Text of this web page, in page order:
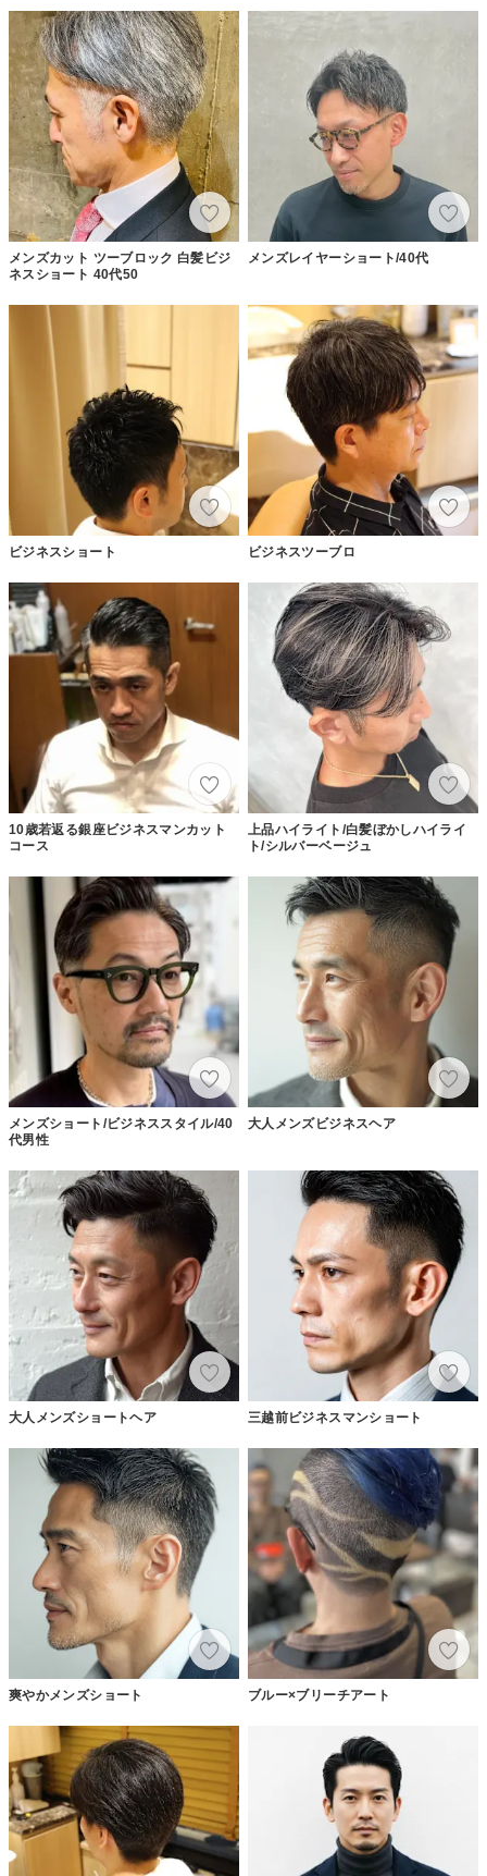
メンズカット ツーブロック 白髪ビジ
ネスショート 40代50
メンズレイヤーショート/40代
ビジネスショート ビジネスツーブロ
10歳若返る銀座ビジネスマンカット
コース
上品ハイライト/白髪ぼかしハイライ
ト/シルバーベージュ
メンズショート/ビジネススタイル/40
代男性
大人メンズビジネスヘア
大人メンズショートヘア 三越前ビジネスマンショート
爽やかメンズショート ブルー×ブリーチアート